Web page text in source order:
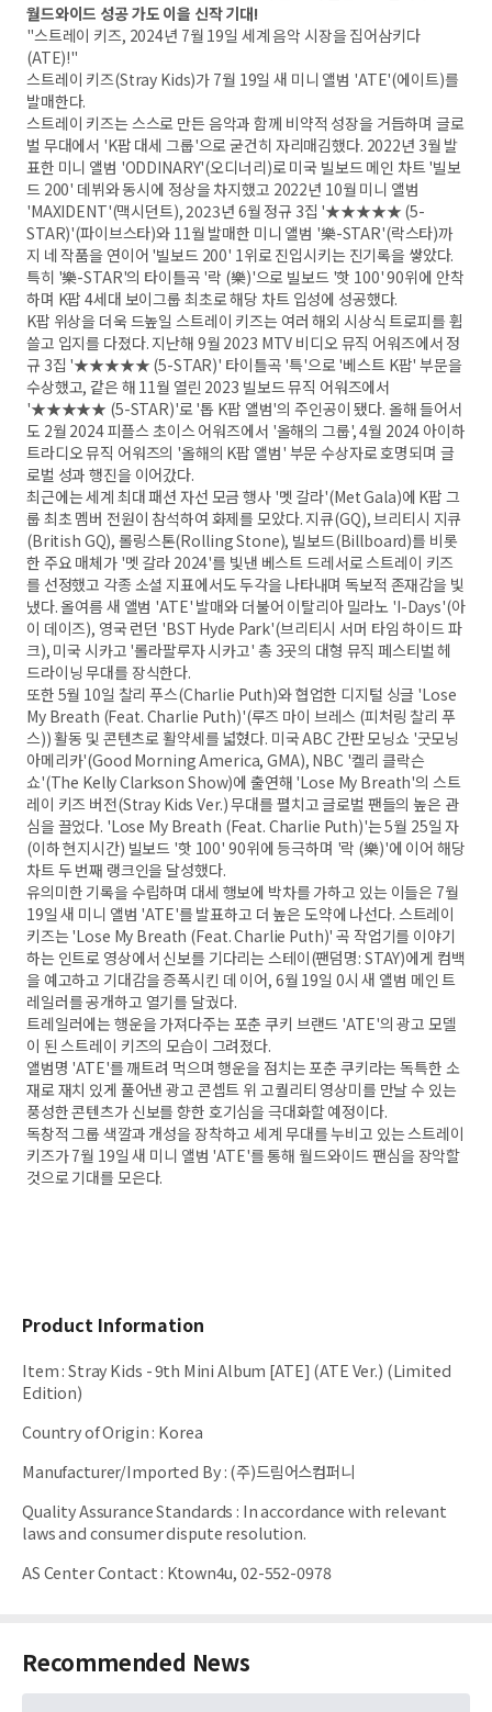
월드와이드 성공 가도 이을 신작 기대!
"스트레이 키즈, 2024년 7월 19일 세계 음악 시장을 집어삼키다
(ATE)!"
스트레이 키즈(Stray Kids)가 7월 19일 새 미니 앨범 'ATE'(에이트)를
발매한다.
스트레이 키즈는 스스로 만든 음악과 함께 비약적 성장을 거듭하며 글로
벌 무대에서 'K팝 대세 그룹'으로 굳건히 자리매김했다. 2022년 3월 발
표한 미니 앨범 'ODDINARY'(오디너리)로 미국 빌보드 메인 차트 '빌보
드 200' 데뷔와 동시에 정상을 차지했고 2022년 10월 미니 앨범
'MAXIDENT'(맥시던트), 2023년 6월 정규 3집 '★★★★★ (5-
STAR)'(파이브스타)와 11월 발매한 미니 앨범 '樂-STAR'(락스타)까
지 네 작품을 연이어 '빌보드 200' 1위로 진입시키는 진기록을 쌓았다.
특히 '樂-STAR'의 타이틀곡 '락 (樂)'으로 빌보드 '핫 100' 90위에 안착
하며 K팝 4세대 보이그룹 최초로 해당 차트 입성에 성공했다.
K팝 위상을 더욱 드높일 스트레이 키즈는 여러 해외 시상식 트로피를 휩
쓸고 입지를 다졌다. 지난해 9월 2023 MTV 비디오 뮤직 어워즈에서 정
규 3집 '★★★★★ (5-STAR)' 타이틀곡 '특'으로 '베스트 K팝' 부문을
수상했고, 같은 해 11월 열린 2023 빌보드 뮤직 어워즈에서
'★★★★★ (5-STAR)'로 '톱 K팝 앨범'의 주인공이 됐다. 올해 들어서
도 2월 2024 피플스 초이스 어워즈에서 '올해의 그룹', 4월 2024 아이하
트라디오 뮤직 어워즈의 '올해의 K팝 앨범' 부문 수상자로 호명되며 글
로벌 성과 행진을 이어갔다.
최근에는 세계 최대 패션 자선 모금 행사 '멧 갈라'(Met Gala)에 K팝 그
룹 최초 멤버 전원이 참석하여 화제를 모았다. 지큐(GQ), 브리티시 지큐
(British GQ), 롤링스톤(Rolling Stone), 빌보드(Billboard)를 비롯
한 주요 매체가 '멧 갈라 2024'를 빛낸 베스트 드레서로 스트레이 키즈
를 선정했고 각종 소셜 지표에서도 두각을 나타내며 독보적 존재감을 빛
냈다. 올여름 새 앨범 'ATE' 발매와 더불어 이탈리아 밀라노 'I-Days'(아
이 데이즈), 영국 런던 'BST Hyde Park'(브리티시 서머 타임 하이드 파
크), 미국 시카고 '롤라팔루자 시카고' 총 3곳의 대형 뮤직 페스티벌 헤
드라이닝 무대를 장식한다.
또한 5월 10일 찰리 푸스(Charlie Puth)와 협업한 디지털 싱글 'Lose
My Breath (Feat. Charlie Puth)'(루즈 마이 브레스 (피처링 찰리 푸
스)) 활동 및 콘텐츠로 활약세를 넓혔다. 미국 ABC 간판 모닝쇼 '굿모닝
아메리카'(Good Morning America, GMA), NBC '켈리 클락슨
쇼'(The Kelly Clarkson Show)에 출연해 'Lose My Breath'의 스트
레이 키즈 버전(Stray Kids Ver.) 무대를 펼치고 글로벌 팬들의 높은 관
심을 끌었다. 'Lose My Breath (Feat. Charlie Puth)'는 5월 25일 자
(이하 현지시간) 빌보드 '핫 100' 90위에 등극하며 '락 (樂)'에 이어 해당
차트 두 번째 랭크인을 달성했다.
유의미한 기록을 수립하며 대세 행보에 박차를 가하고 있는 이들은 7월
19일 새 미니 앨범 'ATE'를 발표하고 더 높은 도약에 나선다. 스트레이
키즈는 'Lose My Breath (Feat. Charlie Puth)' 곡 작업기를 이야기
하는 인트로 영상에서 신보를 기다리는 스테이(팬덤명: STAY)에게 컴백
을 예고하고 기대감을 증폭시킨 데 이어, 6월 19일 0시 새 앨범 메인 트
레일러를 공개하고 열기를 달궜다.
트레일러에는 행운을 가져다주는 포춘 쿠키 브랜드 'ATE'의 광고 모델
이 된 스트레이 키즈의 모습이 그려졌다.
앨범명 'ATE'를 깨트려 먹으며 행운을 점치는 포춘 쿠키라는 독특한 소
재로 재치 있게 풀어낸 광고 콘셉트 위 고퀄리티 영상미를 만날 수 있는
풍성한 콘텐츠가 신보를 향한 호기심을 극대화할 예정이다.
독창적 그룹 색깔과 개성을 장착하고 세계 무대를 누비고 있는 스트레이
키즈가 7월 19일 새 미니 앨범 'ATE'를 통해 월드와이드 팬심을 장악할
것으로 기대를 모은다.
Product Information
Item:Stray Kids - 9th Mini Album [ATE] (ATE Ver.) (Limited
Edition)
Country of Origin: Korea
Manufacturer/Imported By:(주)드림어스컴퍼니
Quality Assurance Standards : In accordance with relevant
laws and consumer dispute resolution.
AS Center Contact: Ktown4u, 02-552-0978
Recommended News